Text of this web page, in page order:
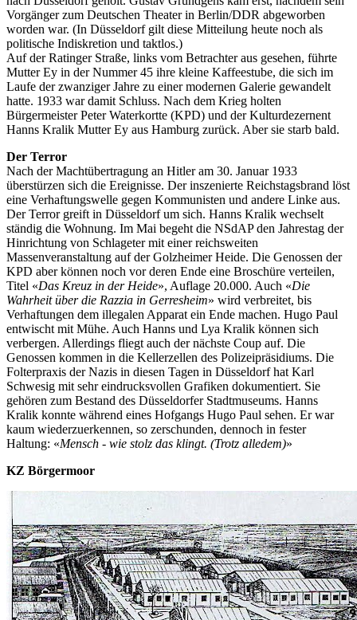
Vorgänger zum Deutschen Theater in Berlin/DDR abgeworben
worden war. (In Düsseldorf gilt diese Mitteilung heute noch als
politische Indiskretion und taktlos.)
Auf der Ratinger Straße, links vom Betrachter aus gesehen, führte
Mutter Ey in der Nummer 45 ihre kleine Kaffeestube, die sich im
Laufe der zwanziger Jahre zu einer modernen Galerie gewandelt
hatte. 1933 war damit Schluss. Nach dem Krieg holten
Bürgermeister Peter Waterkortte (KPD) und der Kulturdezernent
Hanns Kralik Mutter Ey aus Hamburg zurück. Aber sie starb bald.
Der Terror
Nach der Machtübertragung an Hitler am 30. Januar 1933
überstürzen sich die Ereignisse. Der inszenierte Reichstagsbrand löst
eine Verhaftungswelle gegen Kommunisten und andere Linke aus.
Der Terror greift in Düsseldorf um sich. Hanns Kralik wechselt
ständig die Wohnung. Im Mai begeht die NSdAP den Jahrestag der
Hinrichtung von Schlageter mit einer reichsweiten
Massenveranstaltung auf der Golzheimer Heide. Die Genossen der
KPD aber können noch vor deren Ende eine Broschüre verteilen,
Titel «Das Kreuz in der Heide», Auflage 20.000. Auch «Die
Wahrheit über die Razzia in Gerresheim» wird verbreitet, bis
Verhaftungen dem illegalen Apparat ein Ende machen. Hugo Paul
entwischt mit Mühe. Auch Hanns und Lya Kralik können sich
verbergen. Allerdings fliegt auch der nächste Coup auf. Die
Genossen kommen in die Kellerzellen des Polizeipräsidiums. Die
Folterpraxis der Nazis in diesen Tagen in Düsseldorf hat Karl
Schwesig mit sehr eindrucksvollen Grafiken dokumentiert. Sie
gehören zum Bestand des Düsseldorfer Stadtmuseums. Hanns
Kralik konnte während eines Hofgangs Hugo Paul sehen. Er war
kaum wiederzuerkennen, so zerschunden, dennoch in fester
Haltung: «Mensch - wie stolz das klingt. (Trotz alledem)»
KZ Börgermoor